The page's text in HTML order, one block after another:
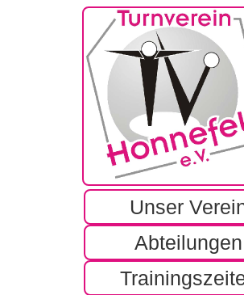
Unser
Vorstand /
Abteilungen
Fit for fun